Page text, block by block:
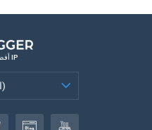
أفضل مسجل IP
(اللغة العربية)
(اللغة العربية)